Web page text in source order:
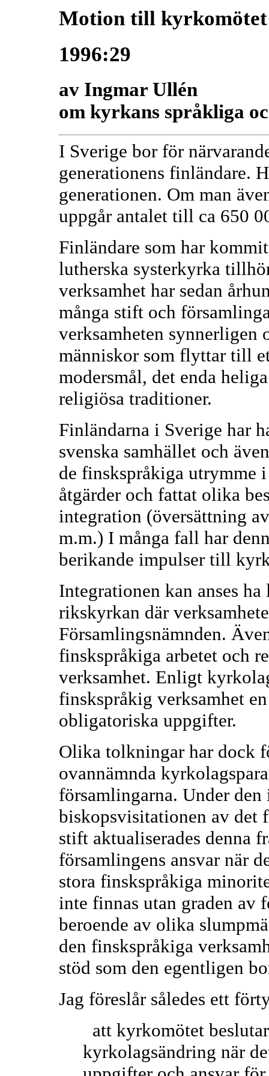
Motion till kyrkomötet
1996:29
av Ingmar Ullén
om kyrkans språkliga
I Sverige bor för
generationens finländare.
generationen. Om man
uppgår antalet till ca 650
Finländare som har
lutherska systerkyrka
verksamhet har sedan
många stift och
verksamheten synnerligen
människor som flyttar till
modersmål, det enda
religiösa traditioner.
Finländarna i Sverige har
svenska samhället och
de finskspråkiga
åtgärder och fattat olika
integration (översättning
m.m.) I många fall har
berikande impulser till
Integrationen kan anses
rikskyrkan där
Församlingsnämnden.
finskspråkiga arbetet och
verksamhet. Enligt
finskspråkig verksamhet
obligatoriska uppgifter.
Olika tolkningar har dock
ovannämnda
församlingarna. Under
biskopsvisitationen av det
stift aktualiserades denna
församlingens ansvar när
stora finskspråkiga
inte finnas utan graden av
beroende av olika
den finskspråkiga
stöd som den egentligen
Jag föreslår således ett
att kyrkomötet
kyrkolagsändring när